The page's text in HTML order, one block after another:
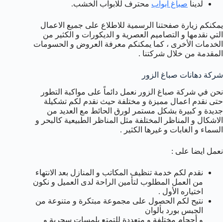
لدينا صباغ ابواب محترف للابواب الخشب.
يمكنكم زيارة صفحتنا الرسمية للاطلاع على جميع الاعمال
التي نقدمها و التصاميم العصرية و الديكورات و الكثير من
الخدمات الأخرى ، كما يمكنكم معرفة العروض و الحسومات
المقدمة من خلال شركتنا .
شركة دهانات صباغ الزور
نحن في شركة صباغ الزور نعمل دائماً على مواكبة التطور
حتى نقدم اعمال مميزة و مختلفة حيث نقدم لكم تشكيلة
جديدة و كبيرة بشكل مستمر لورق الحائط مع العديد من
الاشكال و المناظر المختلفة مثل المناظر الطبيعية كالبحر و
السماء و الغابات و غيرها الكثير .
نعمل ايضا على :
نقدم لكم خدمة تنظيف المكاتب و المنازل بعد الانتهاء
من العمل المطلوب لتأمين الراحة لدى العميل و نكون
اختياره الأول .
نتيح لكم الحصول على مجموعة مبتكرة و متنوعة من
الجبس بورد بألوان
و أحجام مختلفة و متعددة للتمتع بلمسات سحرية و